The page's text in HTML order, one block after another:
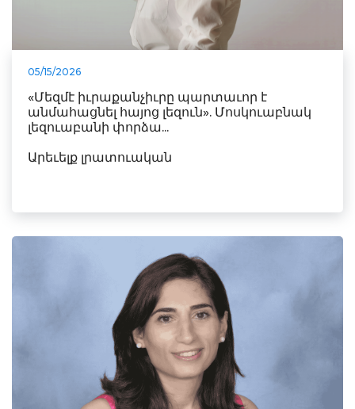
05/15/2026
«Մեզմէ իւրաքանչիւրը պարտաւոր է
անմահացնել հայոց լեզուն». Մոսկուաբնակ
լեզուաբանի փորձա...
Արեւելք լրատուական